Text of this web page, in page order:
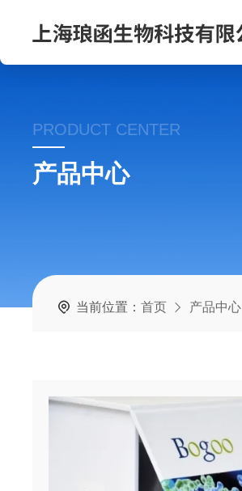
PRODUCT CENTER
产品中心
当前位置：首页 产品中心